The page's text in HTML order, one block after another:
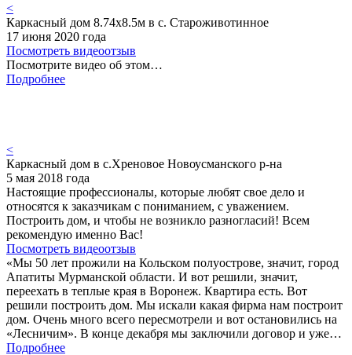
<
Каркасный дом 8.74х8.5м в с. Староживотинное
17 июня 2020 года
Посмотреть видеоотзыв
Посмотрите видео об этом…
Подробнее
<
Каркасный дом в с.Хреновое Новоусманского р-на
5 мая 2018 года
Настоящие профессионалы, которые любят свое дело и
относятся к заказчикам с пониманием, с уважением.
Построить дом, и чтобы не возникло разногласий! Всем
рекомендую именно Вас!
Посмотреть видеоотзыв
«Мы 50 лет прожили на Кольском полуострове, значит, город
Апатиты Мурманской области. И вот решили, значит,
переехать в теплые края в Воронеж. Квартира есть. Вот
решили построить дом. Мы искали какая фирма нам построит
дом. Очень много всего пересмотрели и вот остановились на
«Лесничим». В конце декабря мы заключили договор и уже…
Подробнее